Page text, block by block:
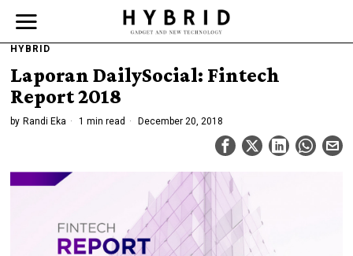
HYBRID
Laporan DailySocial: Fintech
Report 2018
by Randi Eka 1 min read December 20, 2018